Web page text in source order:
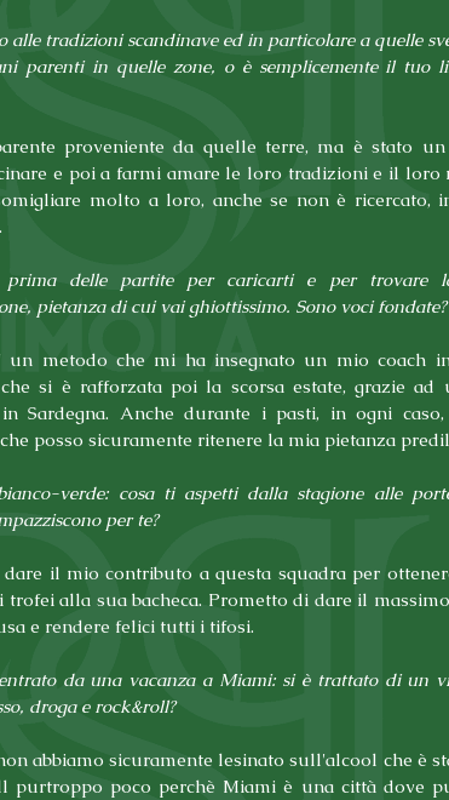
alle tradizioni scandinave ed in particolare a quelle
parenti in quelle zone, o è semplicemente il tuo
proveniente da quelle terre, ma è stato un
e poi a farmi amare le loro tradizioni e il loro
molto a loro, anche se non è ricercato,
delle partite per caricarti e per trovare
pietanza di cui vai ghiottissimo. Sono voci fondate?
un metodo che mi ha insegnato un mio coach
si è rafforzata poi la scorsa estate, grazie ad
Sardegna. Anche durante i pasti, in ogni caso,
posso sicuramente ritenere la mia pietanza
verde: cosa ti aspetti dalla stagione alle
per te?
il mio contributo a questa squadra per
alla sua bacheca. Prometto di dare il
e rendere felici tutti i tifosi.
da una vacanza a Miami: si è trattato di un
droga e rock&roll?
abbiamo sicuramente lesinato sull'alcool che è
purtroppo poco perchè Miami è una città dove